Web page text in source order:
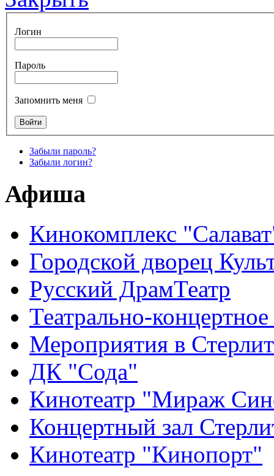
Логин
Пароль
Запомнить меня
Забыли пароль?
Забыли логин?
Афиша
Кинокомплекс
Городской дворец
Русский ДрамТеатр
Театрально-
Мероприятия в
ДК "Сода"
Кинотеатр "Мираж
Концертный зал
Кинотеатр "Кинопорт"